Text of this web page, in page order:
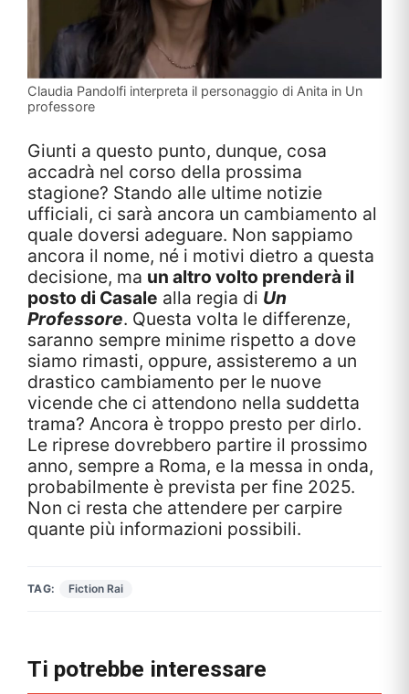
Claudia Pandolfi interpreta il personaggio di Anita in Un
professore
Giunti a questo punto, dunque, cosa
accadrà nel corso della prossima
stagione? Stando alle ultime notizie
ufficiali, ci sarà ancora un cambiamento al
quale doversi adeguare. Non sappiamo
ancora il nome, né i motivi dietro a questa
decisione, ma un altro volto prenderà il
posto di Casale alla regia di Un
Professore. Questa volta le differenze,
saranno sempre minime rispetto a dove
siamo rimasti, oppure, assisteremo a un
drastico cambiamento per le nuove
vicende che ci attendono nella suddetta
trama? Ancora è troppo presto per dirlo.
Le riprese dovrebbero partire il prossimo
anno, sempre a Roma, e la messa in onda,
probabilmente è prevista per fine 2025.
Non ci resta che attendere per carpire
quante più informazioni possibili.
TAG: Fiction Rai
Ti potrebbe interessare